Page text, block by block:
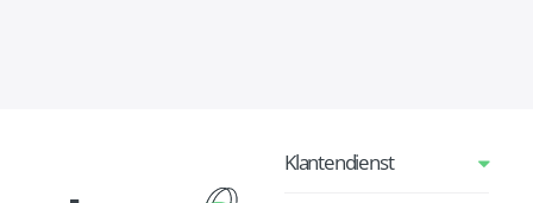
Klantendienst